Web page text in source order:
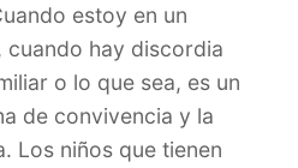
estoy en un
cuando hay discordia
o lo que sea, es un
de convivencia y la
Los niños que tienen